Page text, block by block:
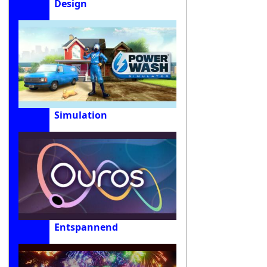
Design
Simulation
Entspannend